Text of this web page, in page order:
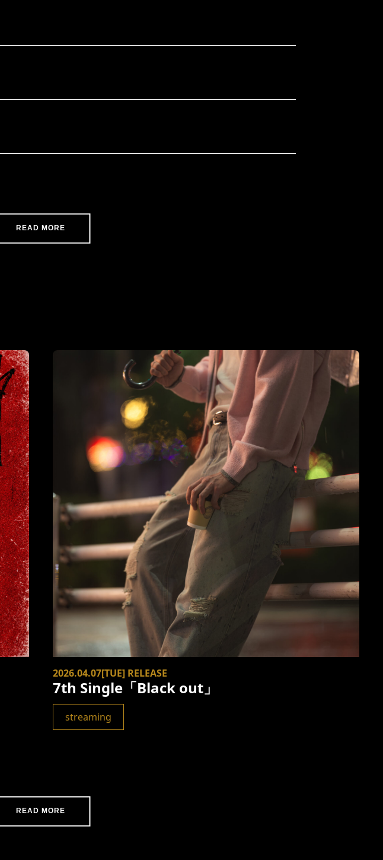
READ MORE
2026.04.07[TUE] RELEASE
7th Single「Black out」
streaming
READ MORE